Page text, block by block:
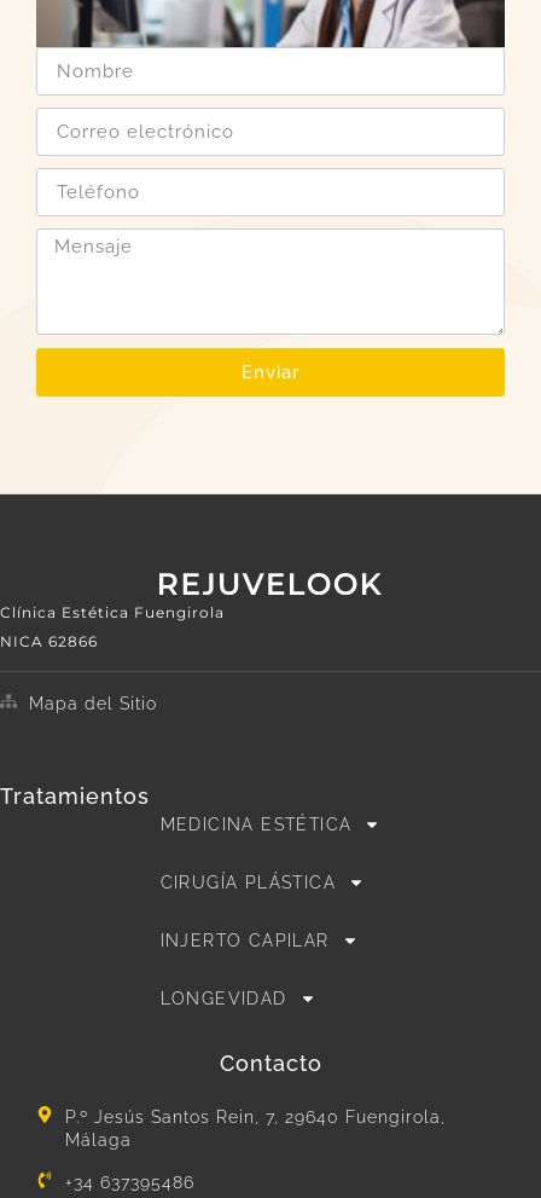
Enviar
Clínica Estética Fuengirola
NICA 62866
Mapa del Sitio
Tratamientos
MEDICINA ESTÉTICA
CIRUGÍA PLÁSTICA
INJERTO CAPILAR
LONGEVIDAD
Contacto
P.º Jesús Santos Rein, 7, 29640 Fuengirola,
Málaga
+34 637395486